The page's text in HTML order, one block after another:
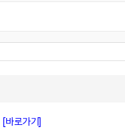
[바로가기]